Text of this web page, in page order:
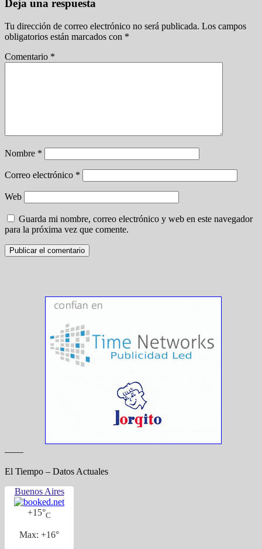
Deja una respuesta
Tu dirección de correo electrónico no será publicada. Los campos
obligatorios están marcados con *
Comentario *
Nombre *
Correo electrónico *
Web
Guarda mi nombre, correo electrónico y web en este navegador
para la próxima vez que comente.
——
El Tiempo – Datos Actuales
Buenos Aires
+15°C
Max: +16°